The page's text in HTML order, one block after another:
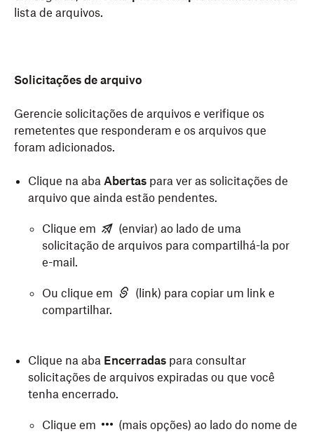
lista de arquivos.
Solicitações de arquivo
Gerencie solicitações de arquivos e verifique os
remetentes que responderam e os arquivos que
foram adicionados.
Clique na aba Abertas para ver as solicitações de
arquivo que ainda estão pendentes.
Clique em
(enviar) ao lado de uma
solicitação de arquivos para compartilhá-la por
e-mail.
Ou clique em
(link) para copiar um link e
compartilhar.
Clique na aba Encerradas para consultar
solicitações de arquivos expiradas ou que você
tenha encerrado.
Clique em
(mais opções) ao lado do nome de